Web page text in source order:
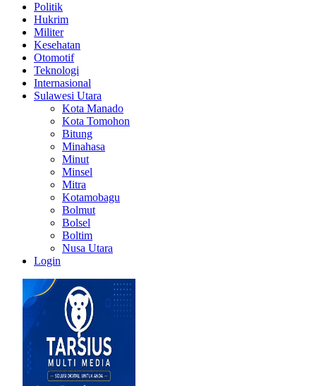
Politik
Hukrim
Militer
Kesehatan
Otomotif
Teknologi
Internasional
Sulawesi Utara
Kota Manado
Kota Tomohon
Bitung
Minahasa
Minut
Minsel
Mitra
Kotamobagu
Bolmut
Bolsel
Boltim
Nusa Utara
Login